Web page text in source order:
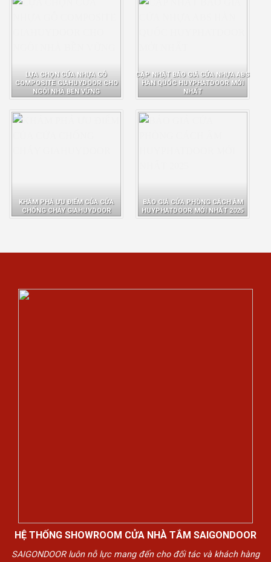
LỰA CHỌN CỬA NHỰA GỖ
COMPOSITE GIAHUYDOOR CHO
NGÔI NHÀ BỀN VỮNG
CẬP NHẬT BÁO GIÁ CỬA NHỰA ABS
HÀN QUỐC HUYPHATDOOR MỚI
NHẤT
KHÁM PHÁ ƯU ĐIỂM CỦA CỬA
CHỐNG CHÁY GIAHUYDOOR
BÁO GIÁ CỬA PHÒNG CÁCH ÂM
HUYPHATDOOR MỚI NHẤT 2025
HỆ THỐNG SHOWROOM CỬA NHÀ TẮM SAIGONDOOR
SAIGONDOOR luôn nỗ lực mang đến cho đối tác và khách hàng